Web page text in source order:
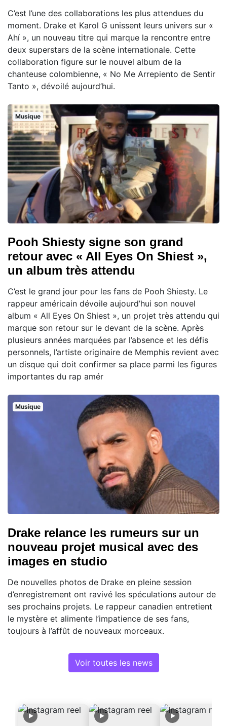
C’est l’une des collaborations les plus attendues du
moment. Drake et Karol G unissent leurs univers sur «
Ahí », un nouveau titre qui marque la rencontre entre
deux superstars de la scène internationale. Cette
collaboration figure sur le nouvel album de la
chanteuse colombienne, « No Me Arrepiento de Sentir
Tanto », dévoilé aujourd’hui.
Musique
Pooh Shiesty signe son grand
retour avec « All Eyes On Shiest »,
un album très attendu
C’est le grand jour pour les fans de Pooh Shiesty. Le
rappeur américain dévoile aujourd’hui son nouvel
album « All Eyes On Shiest », un projet très attendu qui
marque son retour sur le devant de la scène. Après
plusieurs années marquées par l’absence et les défis
personnels, l’artiste originaire de Memphis revient avec
un disque qui doit confirmer sa place parmi les figures
importantes du rap amér
Musique
Drake relance les rumeurs sur un
nouveau projet musical avec des
images en studio
De nouvelles photos de Drake en pleine session
d’enregistrement ont ravivé les spéculations autour de
ses prochains projets. Le rappeur canadien entretient
le mystère et alimente l’impatience de ses fans,
toujours à l’affût de nouveaux morceaux.
Voir toutes les news